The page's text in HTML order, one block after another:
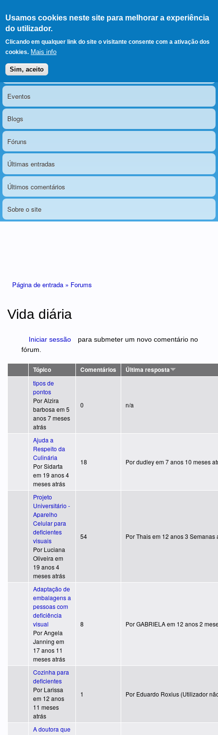
Usamos cookies neste site para melhorar a experiência
do utilizador.
Clicando em qualquer link do site o visitante consente com a ativação dos
cookies. Mais info
Sim, aceito
LERPARAVER , ir para a
página principal
O portal da visão diferente
Menu principal
Notícias
Eventos
Blogs
Fóruns
Últimas entradas
Últimos comentários
Sobre o site
Página de entrada » Forums
Vida diária
Iniciar sessão
para submeter um novo comentário no
fórum.
Tópico Comentários Última resposta
Tópico normal
tipos de
pontos
PorAlzira
barbosa em 5
anos 7 meses
atrás
0 n/a
Tópico quente
Ajuda a
Respeito da
Culinária
PorSidarta
em 19 anos 4
meses atrás
18 Pordudleyem 7 anos 10 meses
Tópico quente
Projeto
Universitário -
Aparelho
Celular para
deficientes
visuais
Por Luciana
Oliveira em
19 anos 4
meses atrás
54 PorThaisem 12 anos 3 Semanas
Tópico quente
Adaptação de
embalagens a
pessoas com
deficiência
visual
PorAngela
Janning em
17 anos 11
meses atrás
8 PorGABRIELAem 12 anos 2
Tópico normal
Cozinha para
deficientes
Por Larissa
em 12 anos
11 meses
atrás
1 Por Eduardo Roxius (Utilizador
A doutora que